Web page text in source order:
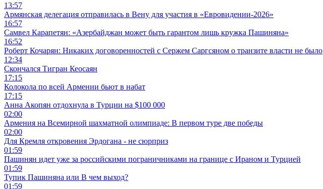
13:57
Армянская делегация отправилась в Вену для участия в «Евровидении-2026»
16:57
Самвел Карапетян: «Азербайджан может быть гарантом лишь кружка Пашиняна»
16:52
Роберт Кочарян: Никаких договоренностей с Сержем Саргсяном о транзите власти не было
12:34
Скончался Тигран Кеосаян
17:15
Колокола по всей Армении бьют в набат
17:15
Анна Акопян отдохнула в Турции на $100 000
02:00
Армения на Всемирной шахматной олимпиаде: В первом туре две победы
02:00
Для Кремля откровения Эрдогана - не сюрприз
01:59
Пашинян идет уже за российскими пограничниками на границе с Ираном и Турцией
01:59
Тупик Пашиняна или В чем выход?
01:59